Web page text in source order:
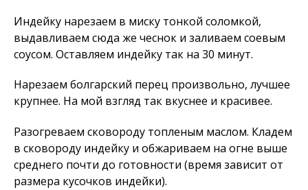
Индейку нарезаем в миску тонкой соломкой,
выдавливаем сюда же чеснок и заливаем соевым
соусом. Оставляем индейку так на 30 минут.
Нарезаем болгарский перец произвольно, лучшее
крупнее. На мой взгляд так вкуснее и красивее.
Разогреваем сковороду топленым маслом. Кладем
в сковороду индейку и обжариваем на огне выше
среднего почти до готовности (время зависит от
размера кусочков индейки).